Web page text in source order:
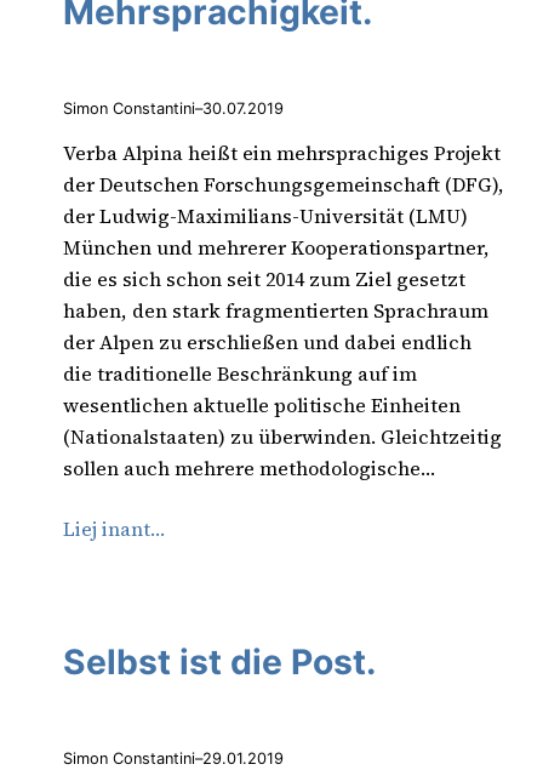
Mehrsprachigkeit.
Simon Constantini–30.07.2019
Verba Alpina heißt ein mehrsprachiges Projekt
der Deutschen Forschungsgemeinschaft (DFG),
der Ludwig-Maximilians-Universität (LMU)
München und mehrerer Kooperationspartner,
die es sich schon seit 2014 zum Ziel gesetzt
haben, den stark fragmentierten Sprachraum
der Alpen zu erschließen und dabei endlich
die traditionelle Beschränkung auf im
wesentlichen aktuelle politische Einheiten
(Nationalstaaten) zu überwinden. Gleichtzeitig
sollen auch mehrere methodologische…
Liej inant…
Selbst ist die Post.
Simon Constantini–29.01.2019